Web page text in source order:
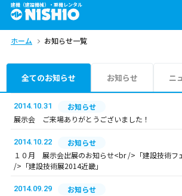
建機（建設機械）・重機レンタル
商品一覧 お
問合せ依頼リスト
エリア情報を見る
九州・沖縄（外部）
ホーム お知らせ一覧
全てのお知らせ お知らせ ニ
2014.10.31
お知らせ
展示会 ご来場ありがとうございました！
2014.10.22
お知らせ
１０月 展示会出展のお知らせ<br />「建設技術フ
/>「建設技術展2014近畿」
2014.09.29
お知らせ